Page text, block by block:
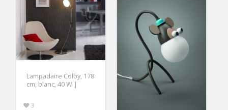
Lampadaire Colby, 178
cm, blanc, 40 W |
3